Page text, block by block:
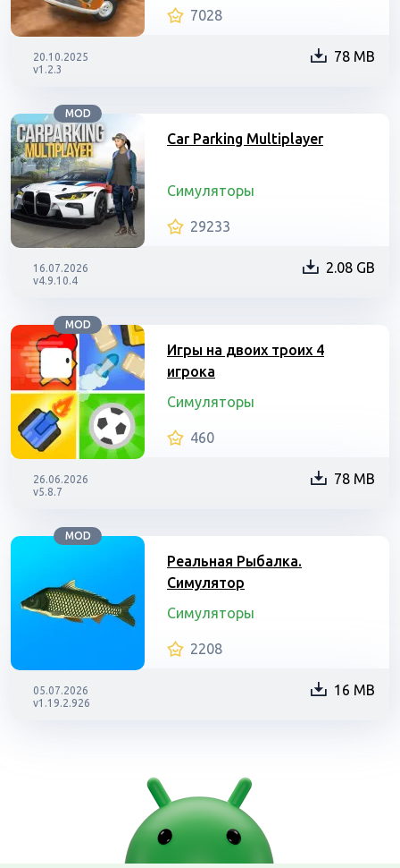
7028
20.10.2025
v1.2.3
78 MB
MOD
Car Parking Multiplayer
Симуляторы
29233
16.07.2026
v4.9.10.4
2.08 GB
MOD
Игры на двоих троих 4
игрока
Симуляторы
460
26.06.2026
v5.8.7
78 MB
MOD
Реальная Рыбалка.
Симулятор
Симуляторы
2208
05.07.2026
v1.19.2.926
16 MB